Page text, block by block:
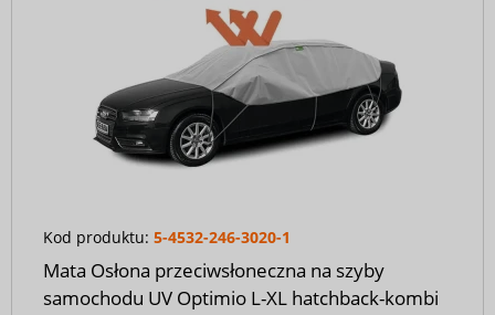
Kod produktu: 5-4532-246-3020-1
Mata Osłona przeciwsłoneczna na szyby
samochodu UV Optimio L-XL hatchback-kombi